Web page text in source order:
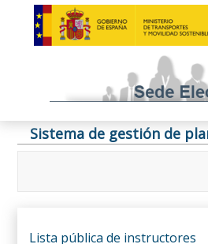
Sistema de gestión de
Lista pública de instructores